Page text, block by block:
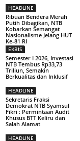
HEADLINE
Ribuan Bendera Merah
Putih Dibagikan, NTB
Kobarkan Semangat
Nasionalisme Jelang HUT
Ke-81 RI
EKBIS
Semester I 2026, Investasi
NTB Tembus Rp33,73
Triliun, Semakin
Berkualitas dan Inklusif
HEADLINE
Sekretaris Fraksi
Demokrat NTB Syamsul
Fikri : Permintaan Audit
Khusus BTT Keliru dan
Salah Alamat
HEADLINE